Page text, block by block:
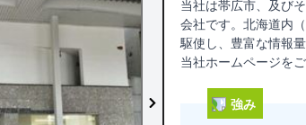
当社は帯広市、及び
会社です。北海道内
駆使し、豊富な情報
当社ホームページをご
強み